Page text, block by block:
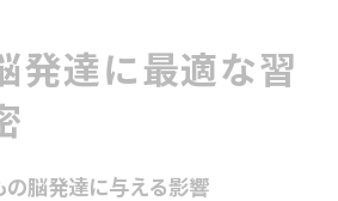
発達に最適な習
の脳発達に与える影響